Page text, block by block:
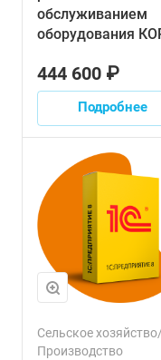
обслуживанием
оборудования
444 600 ₽
Подробнее
Сельское хозяйство/
Производство